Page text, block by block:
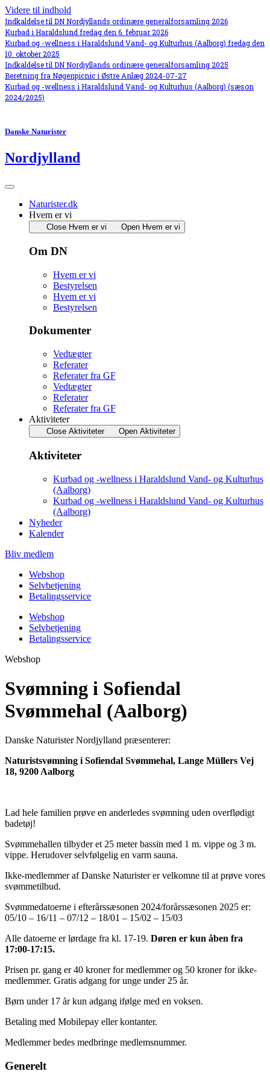
Videre til indhold
Indkaldelse til DN Nordjyllands ordinære generalforsamling 2026
Kurbad i Haraldslund fredag den 6. februar 2026
Kurbad og -wellness i Haraldslund Vand- og Kulturhus (Aalborg) fredag den
10. oktober 2025
Indkaldelse til DN Nordjyllands ordinære generalforsamling 2025
Beretning fra Nøgenpicnic i Østre Anlæg 2024-07-27
Kurbad og -wellness i Haraldslund Vand- og Kulturhus (Aalborg) (sæson
2024/2025)
Danske Naturister
Nordjylland
Naturister.dk
Hvem er vi
Close Hvem er vi Open Hvem er vi
Om DN
Hvem er vi
Bestyrelsen
Hvem er vi
Bestyrelsen
Dokumenter
Vedtægter
Referater
Referater fra GF
Vedtægter
Referater
Referater fra GF
Aktiviteter
Close Aktiviteter Open Aktiviteter
Aktiviteter
Kurbad og -wellness i Haraldslund Vand- og Kulturhus
(Aalborg)
Kurbad og -wellness i Haraldslund Vand- og Kulturhus
(Aalborg)
Nyheder
Kalender
Bliv medlem
Webshop
Selvbetjening
Betalingsservice
Webshop
Selvbetjening
Betalingsservice
Webshop
Svømning i Sofiendal
Svømmehal (Aalborg)
Danske Naturister Nordjylland præsenterer:
Naturistsvømning i Sofiendal Svømmehal, Lange Müllers Vej
18, 9200 Aalborg
Lad hele familien prøve en anderledes svømning uden overflødigt
badetøj!
Svømmehallen tilbyder et 25 meter bassin med 1 m. vippe og 3 m.
vippe. Herudover selvfølgelig en varm sauna.
Ikke-medlemmer af Danske Naturister er velkomne til at prøve vores
svømmetilbud.
Svømmedatoerne i efterårssæsonen 2024/forårssæsonen 2025 er:
05/10 – 16/11 – 07/12 – 18/01 – 15/02 – 15/03
Alle datoerne er lørdage fra kl. 17-19. Døren er kun åben fra
17:00-17:15.
Prisen pr. gang er 40 kroner for medlemmer og 50 kroner for ikke-
medlemmer. Gratis adgang for unge under 25 år.
Børn under 17 år kun adgang ifølge med en voksen.
Betaling med Mobilepay eller kontanter.
Medlemmer bedes medbringe medlemsnummer.
Generelt